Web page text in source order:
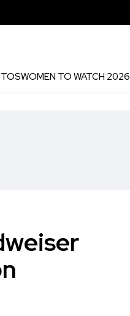
WOMEN TO WATCH 2026